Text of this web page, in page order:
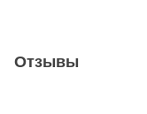
Отзывы